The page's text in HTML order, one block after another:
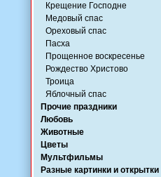
Крещение Господне
Медовый спас
Ореховый спас
Пасха
Прощенное воскресенье
Рождество Христово
Троица
Яблочный спас
Прочие праздники
Любовь
Животные
Цветы
Мультфильмы
Разные картинки и открытки